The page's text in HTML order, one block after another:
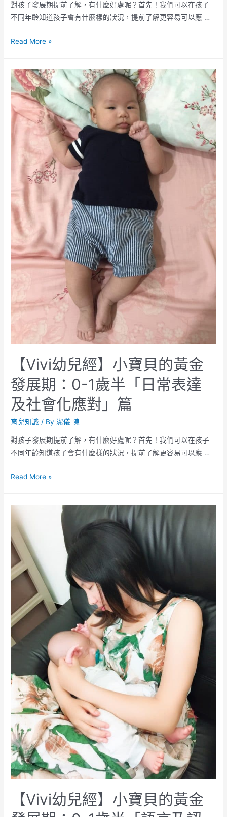
對孩子發展期提前了解，有什麼好處呢？首先！我們可以在孩子
不同年齡知道孩子會有什麼樣的狀況，提前了解更容易可以應 …
Read More »
【Vivi幼兒經】小寶貝的黃金
發展期：0-1歲半「日常表達
及社會化應對」篇
育兒知識 / By潔儀 陳
對孩子發展期提前了解，有什麼好處呢？首先！我們可以在孩子
不同年齡知道孩子會有什麼樣的狀況，提前了解更容易可以應 …
Read More »
【Vivi幼兒經】小寶貝的黃金